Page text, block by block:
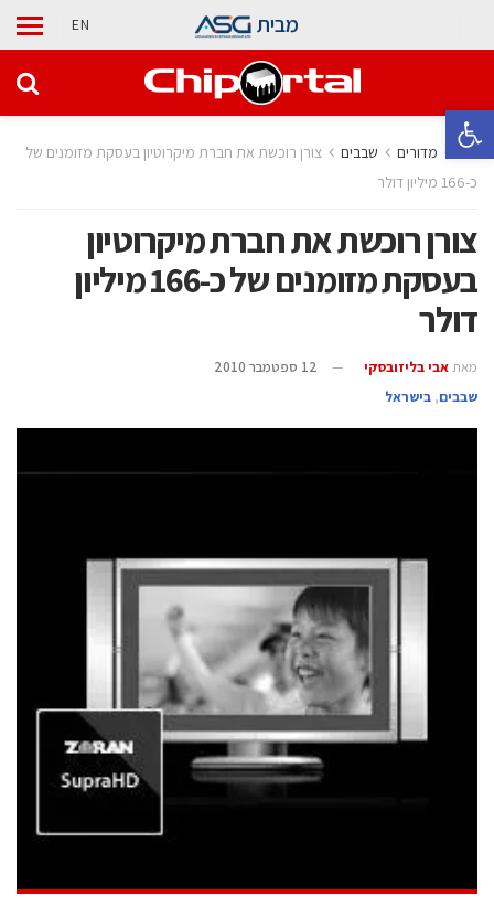
פתח סרגל נגישות
מבית EN
בית מדורים ‫שבבים‬
צורן רוכשת את חברת מיקרוטיון בעסקת מזומנים של
כ-166 מיליון דולר
צורן רוכשת את חברת מיקרוטיון
בעסקת מזומנים של כ-166 מיליון
דולר
מאת אבי בליזובסקי
12 ספטמבר 2010
‫שבבים‬, בישראל